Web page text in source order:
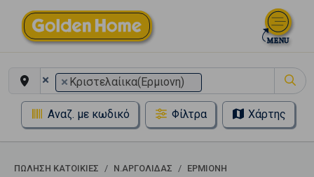
× × Κριστελαίικα(Ερμιονη)
Αναζ. με κωδικό Φίλτρα Χάρτης
ΠΏΛΗΣΗ ΚΑΤΟΙΚΊΕΣ Ν.ΑΡΓΟΛΙΔΑΣ
ΕΡΜΙΟΝΗ